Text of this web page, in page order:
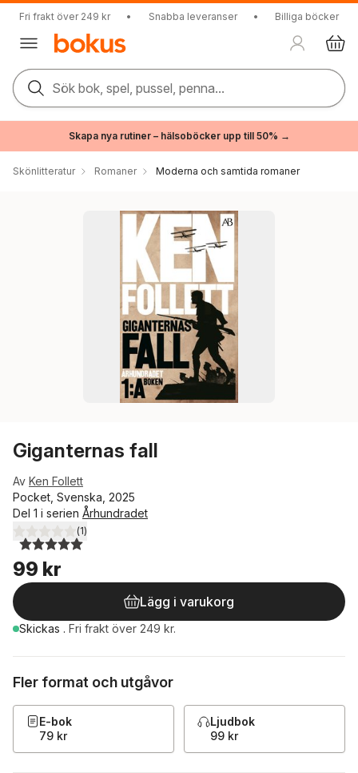
Fri frakt över 249 kr • Snabba leveranser • Billiga böcker
Sök bok, spel, pussel, penna...
Skapa nya rutiner – hälsoböcker upp till 50% →
Skönlitteratur Romaner Moderna och samtida romaner
Giganternas fall
Av Ken Follett
Pocket, Svenska, 2025
Del 1 i serien Århundradet
5,0utav 5 stjärnor. Totalt antal röster:
(1)
99 kr
Lägg i varukorg
Skickas . Fri frakt över 249 kr.
Fler format och utgåvor
E-bok
79 kr
Ljudbok
99 kr